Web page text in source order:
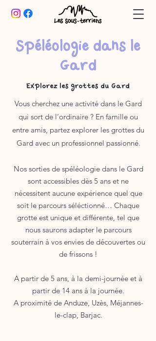
Spéléologie dans le
Gard
Explorez les grottes du Gard
Vous cherchez une activité dans le Gard
qui sort de l’ordinaire ? En famille ou
entre amis, partez explorer les grottes du
Gard avec un professionnel passionné.
Nos sorties de spéléologie dans le Gard
sont accessibles dès 5 ans et ne
nécessitent aucune expérience quel que
soit le parcours séléctionné… Chaque
grotte est unique et différente, tel que
nous saurons adapter le parcours
souterrain à vos envies de découvertes ou
de frissons !
A partir de 5 ans, à la demi-journée et à
partir de 14 ans à la journée.​
A proximité de Anduze, Uzès, Méjannes-
le-clap, Barjac.